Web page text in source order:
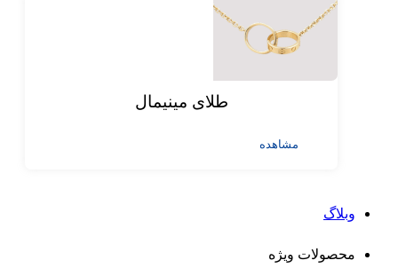
طلای مینیمال
مشاهده
وبلاگ
محصولات ویژه